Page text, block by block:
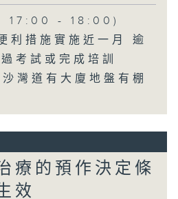
17:00 - 18:00)
利措施實施近一月 逾
考試或完成培訓
灣道有大廈地盤有棚
療的預作決定條
效